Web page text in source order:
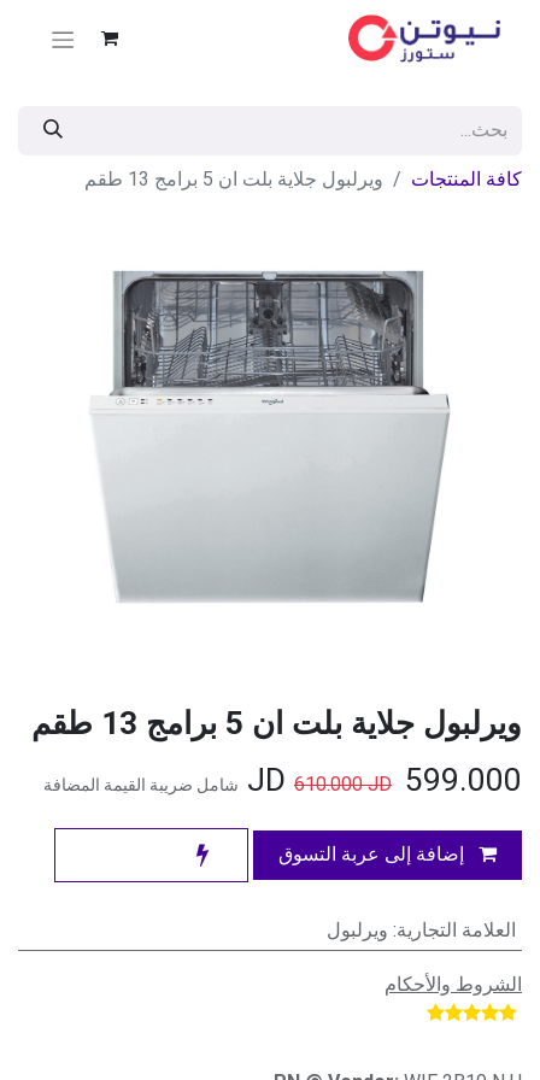
كافة المنتجات ويرلبول جلاية بلت ان 5 برامج 13 طقم
ويرلبول جلاية بلت ان 5 برامج 13 طقم
599.000
610.000JD شامل ضريبة القيمة المضافة
إضافة إلى عربة التسوق
العلامة التجارية: ويرلبول
الشروط والأحكام